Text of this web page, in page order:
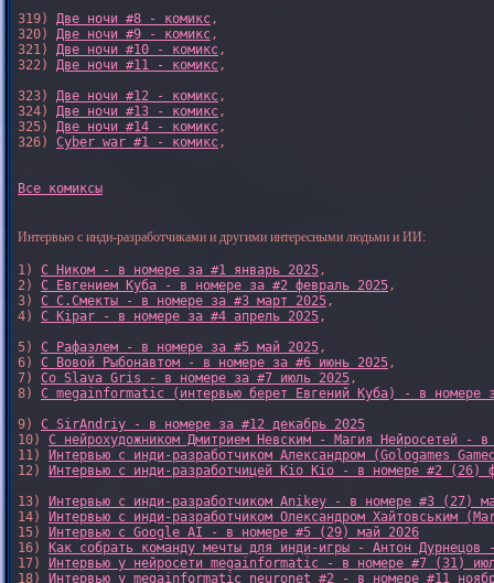
319) Две ночи #8 - комикс,
320) Две ночи #9 - комикс,
321) Две ночи #10 - комикс,
322) Две ночи #11 - комикс,
323) Две ночи #12 - комикс,
324) Две ночи #13 - комикс,
325) Две ночи #14 - комикс,
326) Cyber war #1 - комикс,
Все комиксы
Интервью с инди-разработчиками и другими интересными людьми и ИИ:
1) С Ником - в номере за #1 январь 2025,
2) С Евгением Куба - в номере за #2 февраль 2025,
3) С С.Смекты - в номере за #3 март 2025,
4) С Kipar - в номере за #4 апрель 2025,
5) С Рафаэлем - в номере за #5 май 2025,
6) С Вовой Рыбонавтом - в номере за #6 июнь 2025,
7) Со Slava Gris - в номере за #7 июль 2025,
8) С megainformatic (интервью берет Евгений Куба) - в номере
9) С SirAndriy - в номере за #12 декабрь 2025
10) С нейрохудожником Дмитрием Невским - Магия Нейросетей -
11)
Интервью с инди-разработчиком Александром (Gologames
12)
Интервью с инди-разработчицей Kio Kio - в номере #2 (26)
13)
Интервью с инди-разработчиком Anikey - в номере #3 (27)
14)
Интервью с инди-разработчиком Олександром Хайтовським
15)
Интервью с Google AI - в номере #5 (29) май 2026
16)
Как собрать команду мечты для инди-игры - Антон
17)
Интервью у нейросети megainformatic - в номере #7 (31)
18)
Интервью у megainformatic neuronet #2 - в номере #11